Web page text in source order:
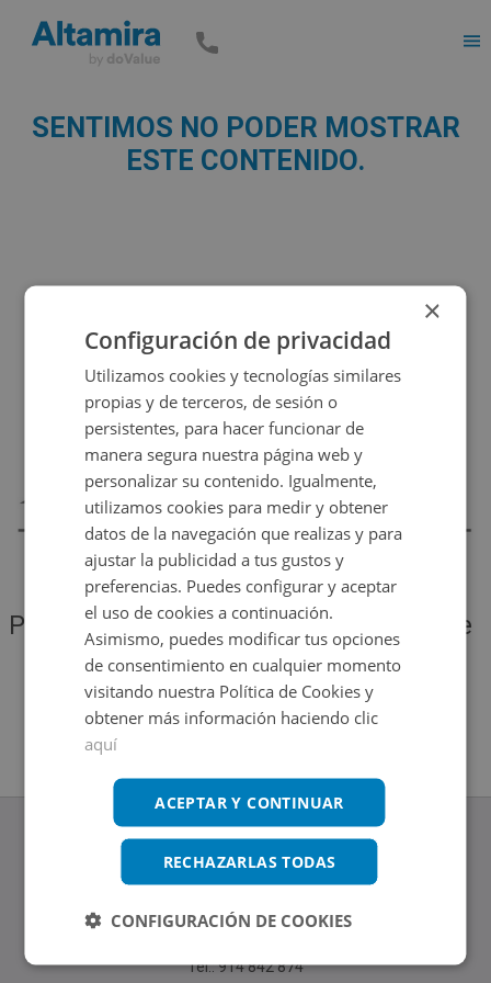
SENTIMOS NO PODER MOSTRAR
ESTE CONTENIDO.
Por favor, vuelve a intentarlo más tarde
para ver si se solucionó el problema
Volver al inicio
www.altamirainmuebles.com
Edificio Skylight
Tel.: 914 842 874
×
Configuración de privacidad
Utilizamos cookies y tecnologías similares
propias y de terceros, de sesión o
persistentes, para hacer funcionar de
manera segura nuestra página web y
personalizar su contenido. Igualmente,
utilizamos cookies para medir y obtener
datos de la navegación que realizas y para
ajustar la publicidad a tus gustos y
preferencias. Puedes configurar y aceptar
el uso de cookies a continuación.
Asimismo, puedes modificar tus opciones
de consentimiento en cualquier momento
visitando nuestra Política de Cookies y
obtener más información haciendo clic
aquí
ACEPTAR Y CONTINUAR
RECHAZARLAS TODAS
CONFIGURACIÓN DE COOKIES